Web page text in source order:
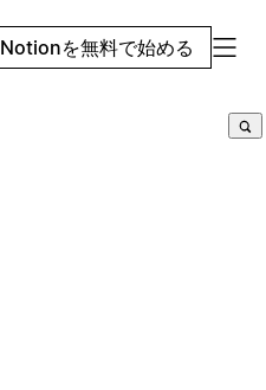
Notionを無料で始める